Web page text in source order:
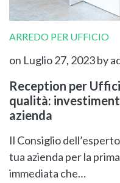
ARREDO PER UFFICIO
on Luglio 27, 2023by
Reception per
qualità:
azienda
Il Consiglio
tua azienda per la
immediata che…